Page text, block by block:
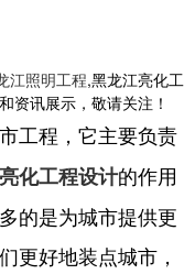
江照明工程,黑龙江亮化工
资讯展示，敬请关注！
工程，它主要负责
化工程设计的作用
的是为城市提供更
更好地装点城市，